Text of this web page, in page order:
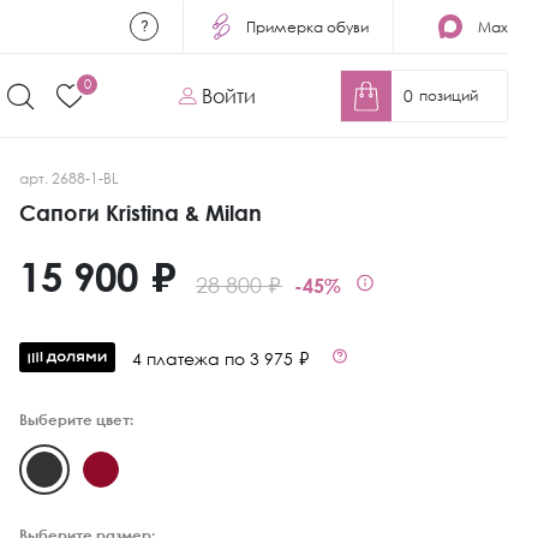
Примерка обуви Max
0
Войти 0 позиций
арт. 2688-1-BL
Сапоги Kristina & Milan
28 800 ₽ -45%
15 900 ₽
4 платежа по 3 975 ₽
Выберите цвет: